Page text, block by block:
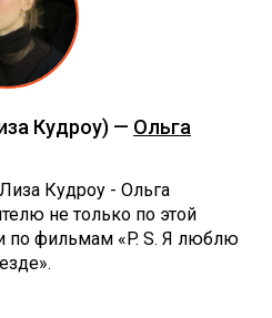
Кудроу) — Ольга
Кудроу - Ольга
не только по этой
по фильмам «‎P. S. Я люблю